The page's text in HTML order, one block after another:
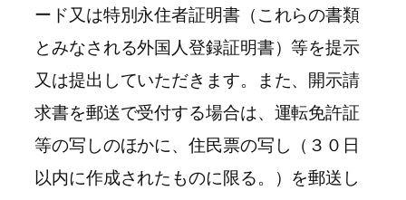
ード又は特別永住者証明書（これらの書類
とみなされる外国人登録証明書）等を提示
又は提出していただきます。また、開示請
求書を郵送で受付する場合は、運転免許証
等の写しのほかに、住民票の写し（３０日
以内に作成されたものに限る。）を郵送し